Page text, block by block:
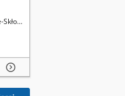
(Lublin)